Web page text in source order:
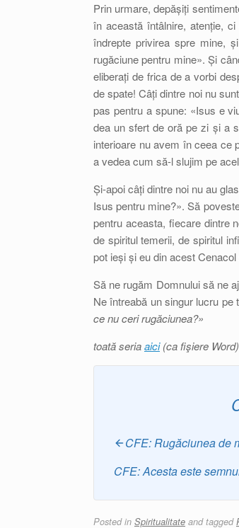
Prin urmare, depășiți
în această întâlnire, atenție,
îndrepte privirea spre mine,
rugăciune pentru mine». Și
eliberați de frica de a vorbi
de spate! Câți dintre noi nu
pas pentru a spune: «Isus e
dea un sfert de oră pe zi și a
interioare nu avem în ceea ce
a vedea cum să-l slujim pe
Și-apoi câți dintre noi nu au
Isus pentru mine?». Să
pentru aceasta, fiecare dintre
de spiritul temerii, de spiritul
pot ieși și eu din acest
Să ne rugăm Domnului să ne
Ne întreabă un singur lucru pe
ce nu ceri rugăciunea?»
toată seriaaici(ca fişiere Word)
CFE: Rugăciunea de
CFE: Acesta este
Posted in Spiritualitate and tagged